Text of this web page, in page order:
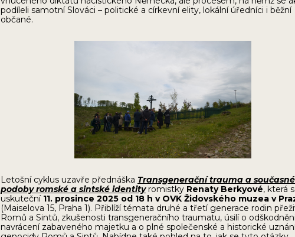
podíleli samotní Slováci – politické a církevní elity, lokální úředníci i běžní
občané.
Letošní cyklus uzavře přednáška Transgenerační trauma a současné
podoby romské a sintské identityromistky Renaty Berkyové, která
uskuteční 11. prosince 2025 od 18 h v OVK Židovského muzea v
(Maiselova 15, Praha 1). Přiblíží témata druhé a třetí generace rodin
Romů a Sintů, zkušenosti transgeneračního traumatu, úsilí o
navrácení zabaveného majetku a o plné společenské a historické